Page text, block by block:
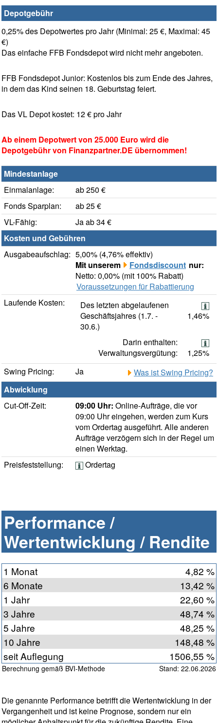
Depotgebühr
0,25% des Depotwertes pro Jahr (Minimal: 25 €, Maximal: 45
€)
Das einfache FFB Fondsdepot wird nicht mehr angeboten.
FFB Fondsdepot Junior: Kostenlos bis zum Ende des Jahres,
in dem das Kind seinen 18. Geburtstag feiert.
Das VL Depot kostet: 12 € pro Jahr
Ab einem Depotwert von 25.000 Euro wird die
Depotgebühr von Finanzpartner.DE übernommen!
Mindestanlage
Einmalanlage:
ab 250 €
Fonds Sparplan:
ab 25 €
VL-Fähig:
Ja ab 34 €
Kosten und Gebühren
Ausgabeaufschlag: 5,00% (4,76% effektiv)
Mit unserem
Fondsdiscount nur:
Netto: 0,00% (mit 100% Rabatt)
Voraussetzungen für Rabattierung
Laufende Kosten:
Des letzten abgelaufenen
Geschäftsjahres (1.7. -
30.6.)
1,46%
Darin enthalten:
Verwaltungsvergütung:
1,25%
Swing Pricing:
Ja
Was ist Swing Pricing?
Abwicklung
Cut-Off-Zeit:
09:00 Uhr: Online-Aufträge, die vor
09:00 Uhr eingehen, werden zum Kurs
vom Ordertag ausgeführt. Alle anderen
Aufträge verzögern sich in der Regel um
einen Werktag.
Preisfeststellung:
Ordertag
Performance /
Wertentwicklung / Rendite
1 Monat
4,82 %
6 Monate
13,42 %
1 Jahr
22,60 %
3 Jahre
48,74 %
5 Jahre
48,25 %
10 Jahre
148,48 %
seit Auflegung
1506,55 %
Berechnung gemäß BVI-Methode Stand: 22.06.2026
Die genannte Performance betrifft die Wertentwicklung in der
Vergangenheit und ist keine Prognose, sondern nur ein